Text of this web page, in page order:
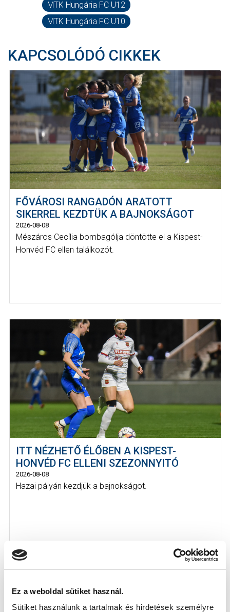
Ez a weboldal sütiket használ.
Sütiket használunk a tartalmak és hirdetések személyre
MTK Hungária FC U12
MTK Hungária FC U10
KAPCSOLÓDÓ CIKKEK
FŐVÁROSI RANGADÓN ARATOTT
SIKERREL KEZDTÜK A BAJNOKSÁGOT
2026-08-08
Mészáros Cecília bombagólja döntötte el a Kispest-
Honvéd FC ellen találkozót.
ITT NÉZHETŐ ÉLŐBEN A KISPEST-
HONVÉD FC ELLENI SZEZONNYITÓ
2026-08-08
Hazai pályán kezdjük a bajnokságot.